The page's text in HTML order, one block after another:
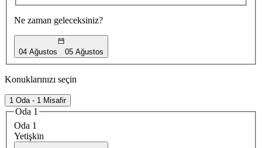
Ne zaman geleceksiniz?
04 Ağustos 05 Ağustos
Konuklarınızı seçin
1 Oda - 1 Misafir
Oda 1
Oda 1
Yetişkin